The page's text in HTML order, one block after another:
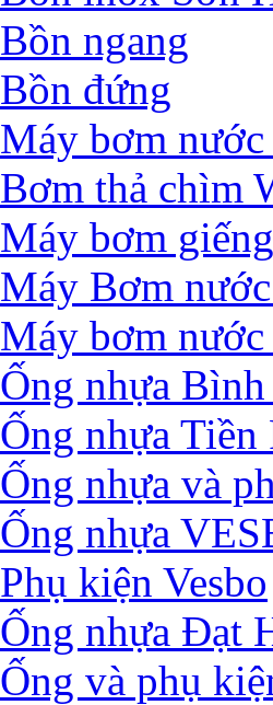
Bồn ngang
Bồn đứng
Máy bơm
Bơm thả chìm
Máy bơm
Máy Bơm
Máy bơm
Ống nhựa
Ống nhựa Tiền
Ống nhựa và
Ống nhựa
Phụ kiện Vesbo
Ống nhựa Đạt
Ống và phụ